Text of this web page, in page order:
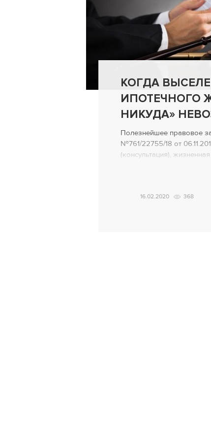
КОГДА
ИПОТЕЧНОГО
НИКУДА»
Полезнейшее правовое
№761/22755/18 от
(консультация),
выселении из квартиры и
16.02.2020 368